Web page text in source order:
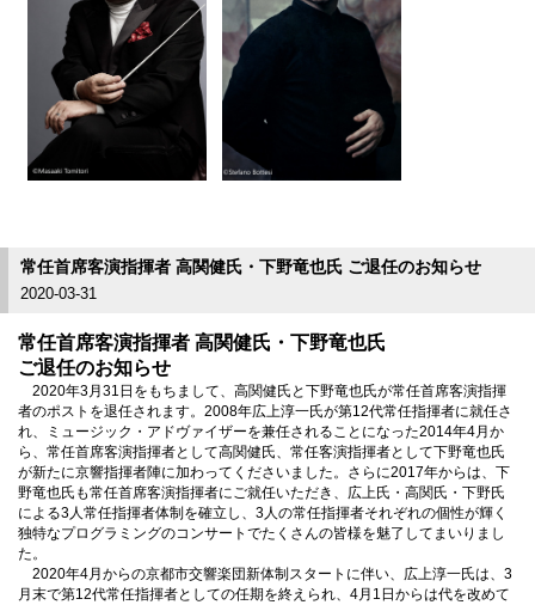
常任首席客演指揮者 高関健氏・下野竜也氏 ご退任のお知らせ
2020-03-31
常任首席客演指揮者 高関健氏・下野竜也氏
ご退任のお知らせ
2020年3月31日をもちまして、高関健氏と下野竜也氏が常任首席客演指揮
者のポストを退任されます。2008年広上淳一氏が第12代常任指揮者に就任さ
れ、ミュージック・アドヴァイザーを兼任されることになった2014年4月か
ら、常任首席客演指揮者として高関健氏、常任客演指揮者として下野竜也氏
が新たに京響指揮者陣に加わってくださいました。さらに2017年からは、下
野竜也氏も常任首席客演指揮者にご就任いただき、広上氏・高関氏・下野氏
による3人常任指揮者体制を確立し、3人の常任指揮者それぞれの個性が輝く
独特なプログラミングのコンサートでたくさんの皆様を魅了してまいりまし
た。
2020年4月からの京都市交響楽団新体制スタートに伴い、広上淳一氏は、3
月末で第12代常任指揮者としての任期を終えられ、 4月1日からは代を改めて